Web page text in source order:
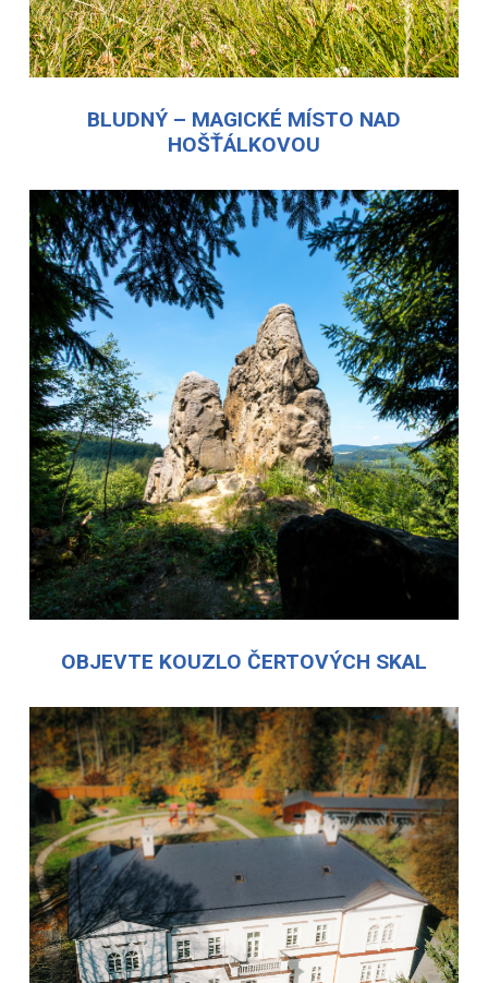
BLUDNÝ – MAGICKÉ MÍSTO NAD
HOŠŤÁLKOVOU
OBJEVTE KOUZLO ČERTOVÝCH SKAL